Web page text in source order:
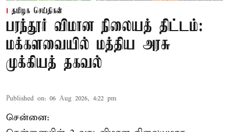
தமிழக செய்திகள்
பரந்தூர் விமான நிலையத் திட்டம்:
மக்களவையில் மத்திய அரசு
முக்கியத் தகவல்
Published on: 06 Aug 2026, 4:22 pm
சென்னை: